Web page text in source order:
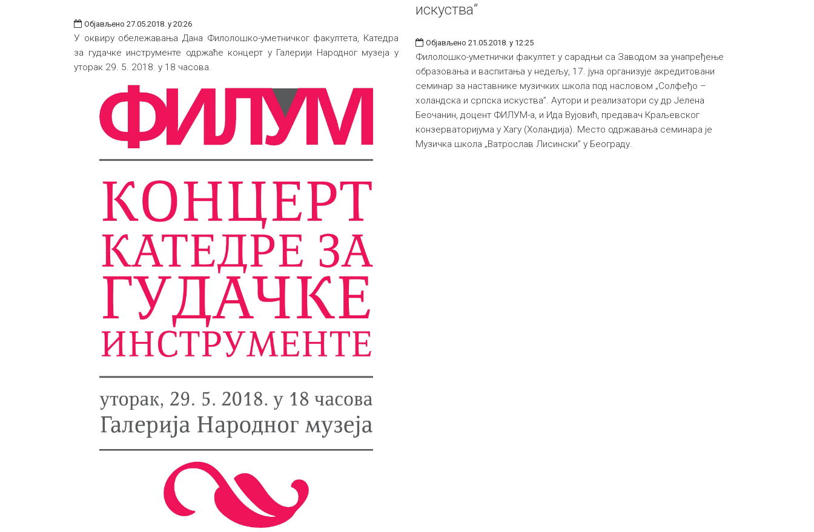
Објављено 27.05.2018. у 20:26
У оквиру обележавања Дана Филолошко-уметничког факултета, Катедра
за гудачке инструменте одржаће концерт у Галерији Народног музеја у
уторак 29. 5. 2018. у 18 часова.
искуства”
Објављено 21.05.2018. у 12:25
Филолошко-уметнички факултет у сарадњи са Заводом за унапређење
образовања и васпитања у недељу, 17. јуна организује акредитовани
семинар за наставнике музичких школа под насловом „Солфеђо –
холандска и српска искуства”. Аутори и реализатори су др Јелена
Беочанин, доцент ФИЛУМ-а, и Ида Вујовић, предавач Краљевског
конзерваторијума у Хагу (Холандија). Место одржавања семинара је
Музичка школа „Ватрослав Лисински” у Београду.